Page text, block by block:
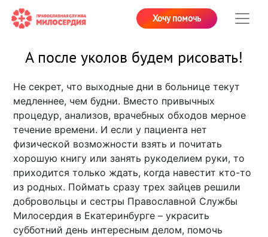
Хочу помочь
А после уколов будем рисовать!
Не секрет, что выходные дни в больнице текут
медленнее, чем будни. Вместо привычных
процедур, анализов, врачебных обходов мерное
течение времени. И если у пациента нет
физической возможности взять и почитать
хорошую книгу или занять рукоделием руки, то
приходится только ждать, когда навестит кто-то
из родных. Поймать сразу трех зайцев решили
добровольцы и сестры Православной Службы
Милосердия в Екатеринбурге – украсить
субботний день интересным делом, помочь